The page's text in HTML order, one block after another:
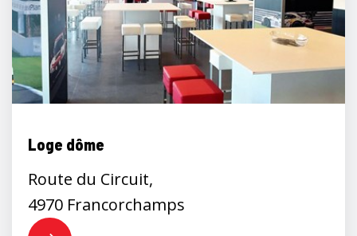
Loge dôme
Route du Circuit,
4970 Francorchamps